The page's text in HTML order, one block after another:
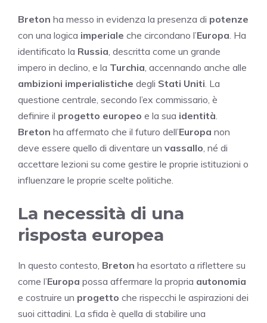
Breton ha messo in evidenza la presenza di potenze
con una logica imperiale che circondano l’Europa. Ha
identificato la Russia, descritta come un grande
impero in declino, e la Turchia, accennando anche alle
ambizioni imperialistiche degli Stati Uniti. La
questione centrale, secondo l’ex commissario, è
definire il progetto europeo e la sua identità.
Breton ha affermato che il futuro dell’Europa non
deve essere quello di diventare un vassallo, né di
accettare lezioni su come gestire le proprie istituzioni o
influenzare le proprie scelte politiche.
La necessità di una
risposta europea
In questo contesto, Breton ha esortato a riflettere su
come l’Europa possa affermare la propria autonomia
e costruire un progetto che rispecchi le aspirazioni dei
suoi cittadini. La sfida è quella di stabilire una